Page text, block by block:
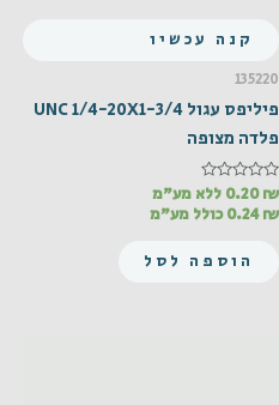
קנה עכשיו
135220
פיליפס עגול UNC 1/4-20X1-3/4
פלדה מצופה
דורג
מתוך
0.20₪
ללא מע"מ
0.24₪ כולל מע"מ
הוספה לסל